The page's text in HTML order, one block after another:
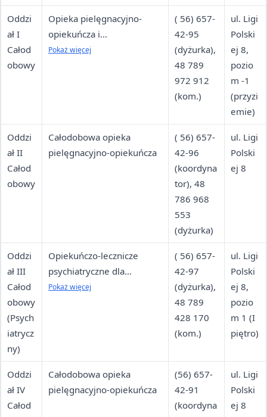
Oddzi
ał I
Całod
obowy
Opieka pielęgnacyjno-
opiekuńcza i
pielęgnacyjno-lecznicza dla
Pokaż więcej
( 56) 657-
42-95
(dyżurka),
48 789
972 912
(kom.)
ul. Ligi
Polski
ej 8,
pozio
m -1
(przyzi
emie)
Oddzi
ał II
Całod
obowy
Całodobowa opieka
pielęgnacyjno-opiekuńcza
( 56) 657-
42-96
(koordyna
tor), 48
786 968
553
(dyżurka)
ul. Ligi
Polski
ej 8
Oddzi
ał III
Całod
obowy
(Psych
iatrycz
ny)
Opiekuńczo-lecznicze
psychiatryczne dla
pacjentów z chorobami
Pokaż więcej
( 56) 657-
42-97
(dyżurka),
48 789
428 170
(kom.)
ul. Ligi
Polski
ej 8,
pozio
m 1 (I
piętro)
Oddzi
ał IV
Całod
Całodobowa opieka
pielęgnacyjno-opiekuńcza
(56) 657-
42-91
(koordyna
ul. Ligi
Polski
ej 8